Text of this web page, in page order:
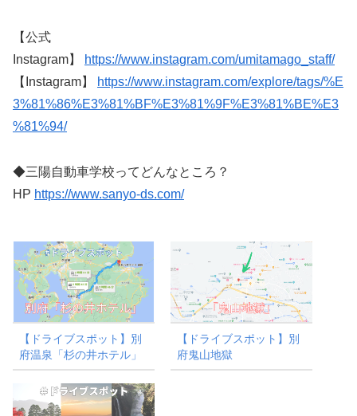
【公式
Instagram】
https://www.instagram.com/umitamago_staff/
【Instagram】
https://www.instagram.com/explore/tags/%E
3%81%86%E3%81%BF%E3%81%9F%E3%81%BE%E3
%81%94/
◆三陽自動車学校ってどんなところ？
HP https://www.sanyo-ds.com/
【ドライブスポット】別
府温泉「杉の井ホテル」
【ドライブスポット】別
府鬼山地獄